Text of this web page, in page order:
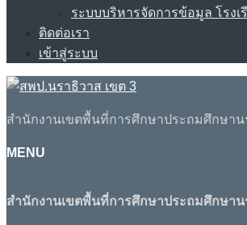
ระบบบริหารจัดการข้อมูล โรงเ
ติดต่อเรา
เข้าสู่ระบบ
สำนักงานเขตพื้นที่การศึกษาประถมศึกษาน
MENU
สำนักงานเขตพื้นที่การศึกษาประถมศึกษาน